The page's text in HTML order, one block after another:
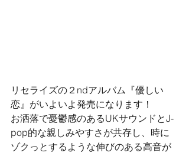
リセライズの２ndアルバム『優しい
恋』がいよいよ発売になります！
お洒落で憂鬱感のあるUKサウンドとJ-
pop的な親しみやすさが共存し、時に
ゾクっとするような伸びのある高音が